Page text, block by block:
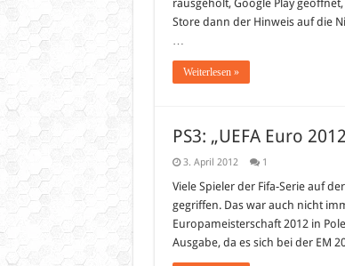
rausgeholt, Google Play
Store dann der Hinweis auf die
Weiterlesen »
PS3: „UEFA Euro
3. April 2012 1
Viele Spieler der Fifa-Serie auf
gegriffen. Das war auch nicht
Europameisterschaft 2012 in
Ausgabe, da es sich bei der EM